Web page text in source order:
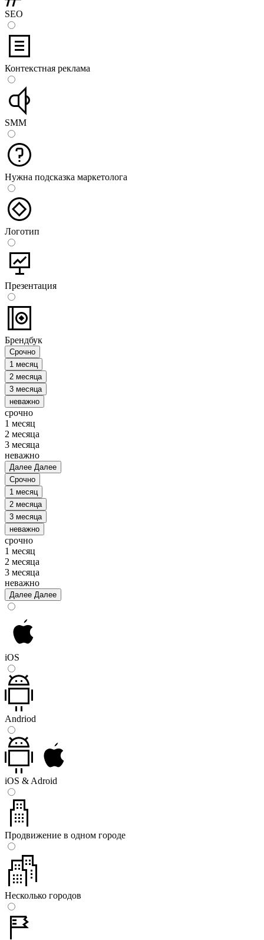
SEO
Контекстная реклама
SMM
Нужна подсказка маркетолога
Логотип
Презентация
Брендбук
Срочно
1 месяц
2 месяца
3 месяца
неважно
срочно
1 месяц
2 месяца
3 месяца
неважно
Далее Далее
Срочно
1 месяц
2 месяца
3 месяца
неважно
срочно
1 месяц
2 месяца
3 месяца
неважно
Далее Далее
iOS
Andriod
iOS & Adroid
Продвижение в одном городе
Несколько городов